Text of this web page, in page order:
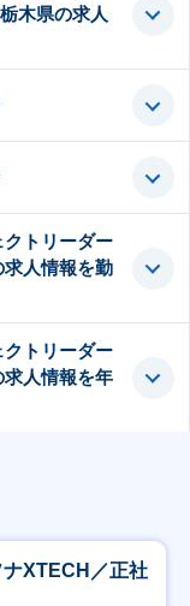
木県の求人
トリーダー
求人情報を勤
トリーダー
求人情報を年
XTECH／正社